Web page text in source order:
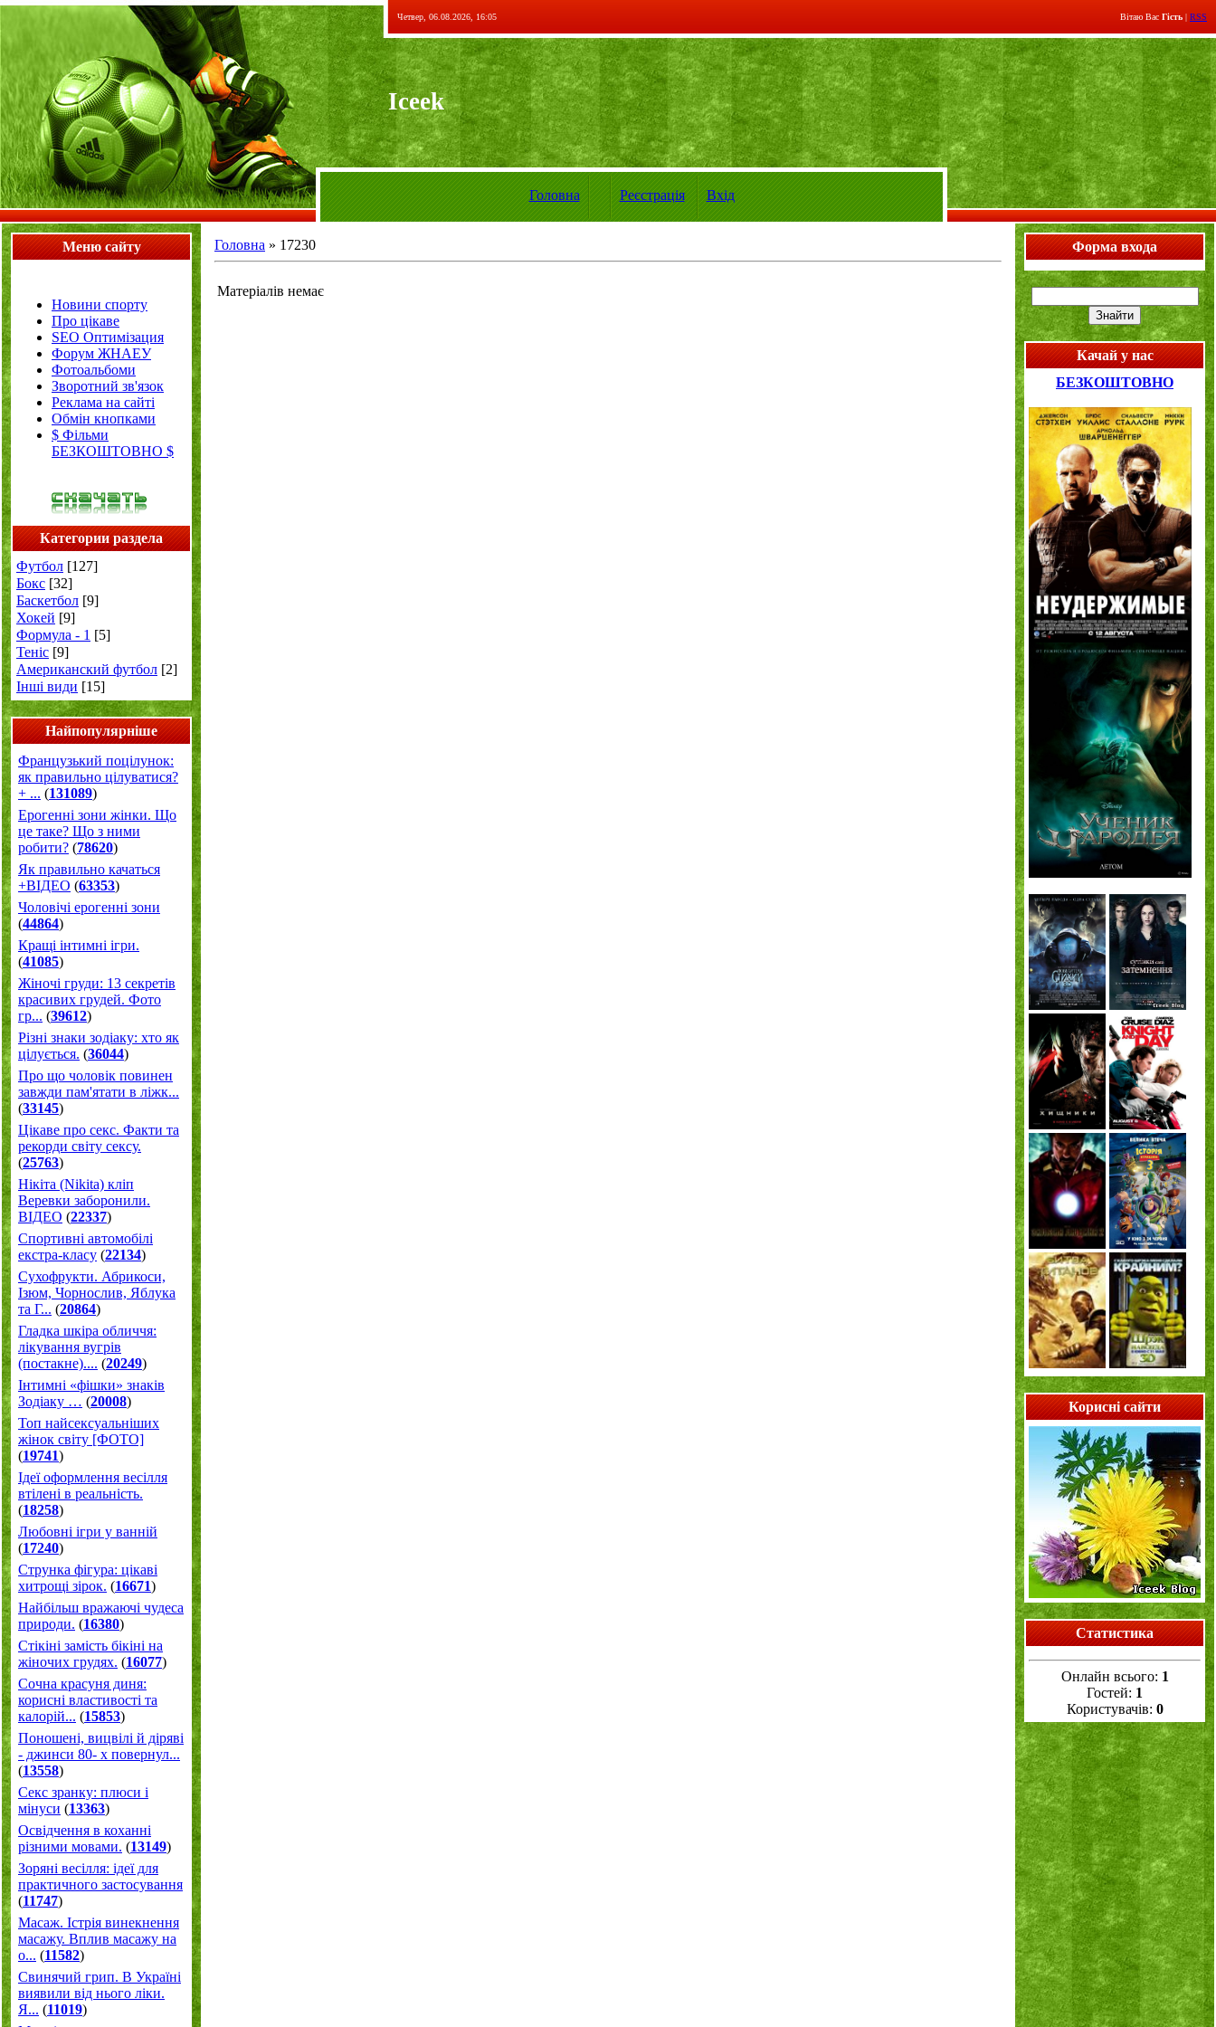
Четвер, 06.08.2026, 16:05 Вітаю Вас Гість | RSS
Iceek
Головна Реєстрація Вхід
Меню сайту
Новини спорту
Про цікаве
SEO Оптимізация
Форум ЖНАЕУ
Фотоальбоми
Зворотний зв'язок
Реклама на сайті
Обмін кнопками
$ Фільми
БЕЗКОШТОВНО $
Категории раздела
Футбол [127]
Бокс [32]
Баскетбол [9]
Хокей [9]
Формула - 1 [5]
Теніс [9]
Американский футбол [2]
Інші види [15]
Найпопулярніше
Французький поцілунок:
як правильно цілуватися?
+ ... (131089)
Ерогенні зони жінки. Що
це таке? Що з ними
робити? (78620)
Як правильно качаться
+ВІДЕО (63353)
Чоловічі ерогенні зони
(44864)
Кращі інтимні ігри.
(41085)
Жіночі груди: 13 секретів
красивих грудей. Фото
гр... (39612)
Різні знаки зодіаку: хто як
цілується. (36044)
Про що чоловік повинен
завжди пам'ятати в ліжк...
(33145)
Цікаве про секс. Факти та
рекорди світу сексу.
(25763)
Нікіта (Nikita) кліп
Веревки заборонили.
ВІДЕО (22337)
Спортивні автомобілі
екстра-класу (22134)
Cухофрукти. Абрикоси,
Ізюм, Чорнослив, Яблука
та Г... (20864)
Гладка шкіра обличчя:
лікування вугрів
(постакне).... (20249)
Інтимні «фішки» знаків
Зодіаку … (20008)
Топ найсексуальніших
жінок світу [ФОТО]
(19741)
Ідеї оформлення весілля
втілені в реальність.
(18258)
Любовні ігри у ванній
(17240)
Струнка фігура: цікаві
хитрощі зірок. (16671)
Найбільш вражаючі чудеса
природи. (16380)
Стікіні замість бікіні на
жіночих грудях. (16077)
Сочна красуня диня:
корисні властивості та
калорій... (15853)
Поношені, вицвілі й діряві
- джинси 80- х повернул...
(13558)
Секс зранку: плюси і
мінуси (13363)
Освідчення в коханні
різними мовами. (13149)
Зоряні весілля: ідеї для
практичного застосування
(11747)
Масаж. Істрія винекнення
масажу. Вплив масажу на
о... (11582)
Свинячий грип. В Україні
виявили від нього ліки.
Я... (11019)
Головна » 17230
Матеріалів немає
Форма входа
Качай у нас
БЕЗКОШТОВНО
Корисні сайти
Статистика
Онлайн всього: 1
Гостей: 1
Користувачів: 0